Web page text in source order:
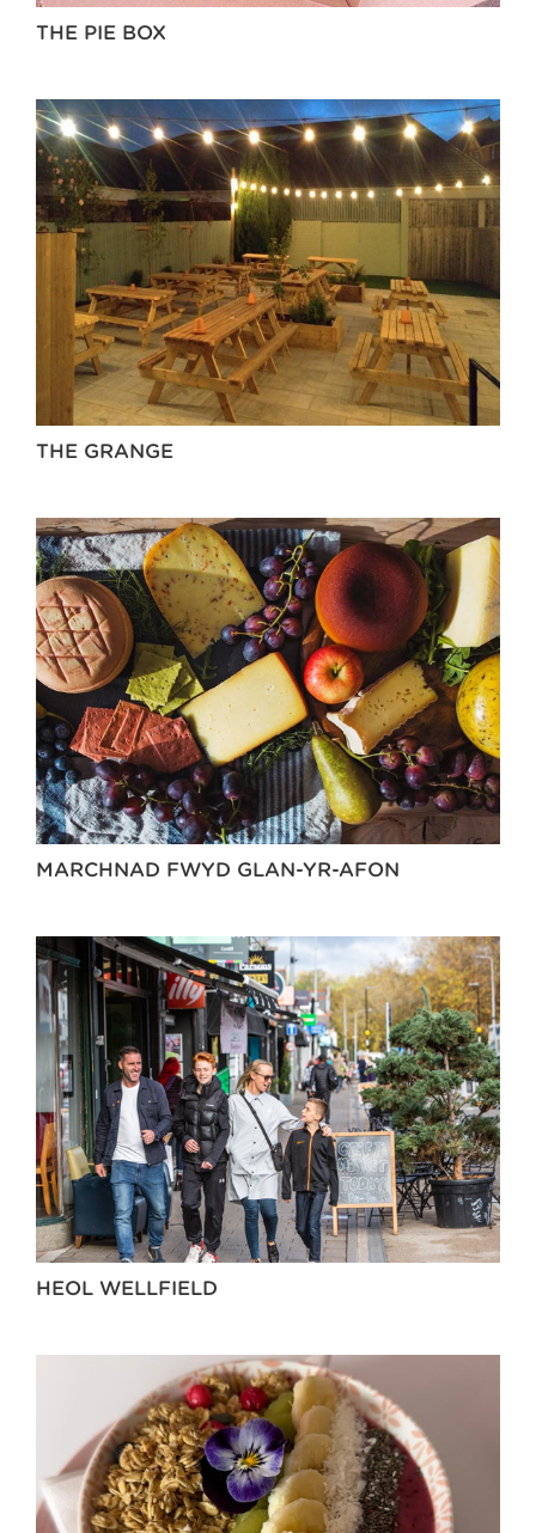
THE PIE BOX
THE GRANGE
MARCHNAD FWYD GLAN-YR-AFON
HEOL WELLFIELD